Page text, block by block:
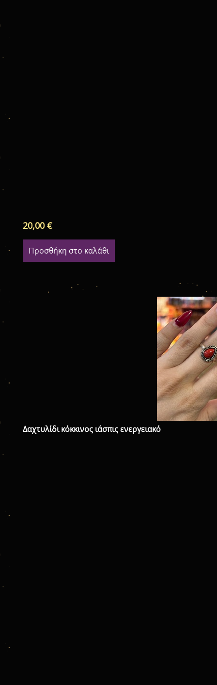
20,00€
Προσθήκη στο καλάθι
Δαχτυλίδι κόκκινος ιάσπις ενεργειακό